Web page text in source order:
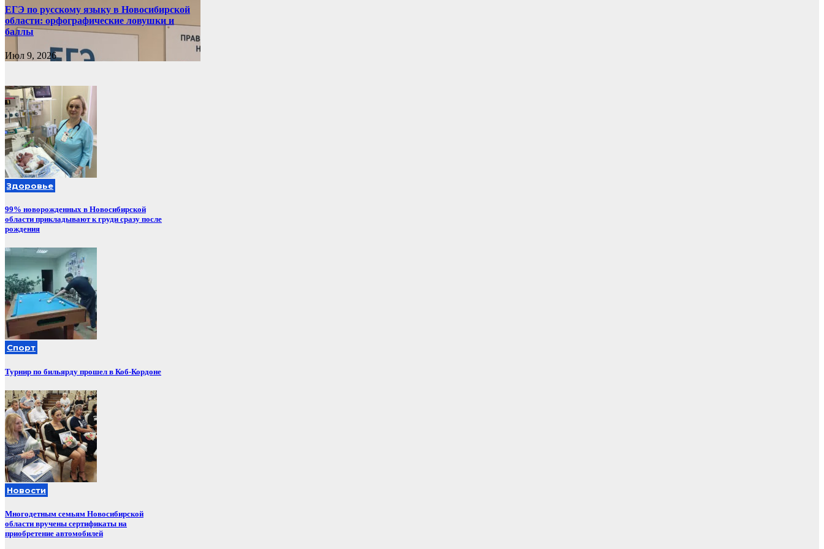
ЕГЭ по русскому языку в Новосибирской
области: орфографические ловушки и
баллы
Июл 9, 2026
Здоровье
99% новорожденных в Новосибирской
области прикладывают к груди сразу после
рождения
Спорт
Турнир по бильярду прошел в Коб-Кордоне
Новости
Многодетным семьям Новосибирской
области вручены сертификаты на
приобретение автомобилей